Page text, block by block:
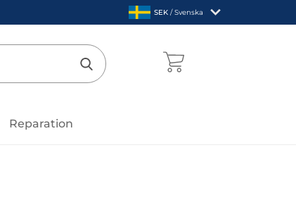
Sverige
,SEK / Svenska
Genomför sökning
Reparation